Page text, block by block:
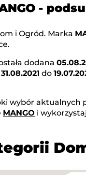
-
i Ogród. Marka
dodana
31.08.2021 do
wybór
MANGO i